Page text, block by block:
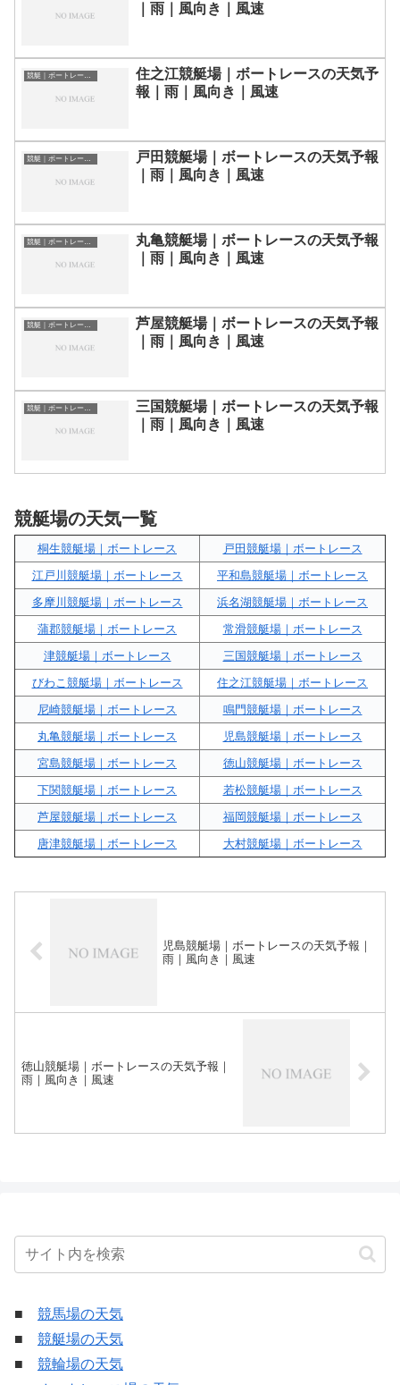
｜雨｜風向き｜風速
競艇｜ボートレース場の天気予報
住之江競艇場｜ボートレースの天気予
報｜雨｜風向き｜風速
競艇｜ボートレース場の天気予報
戸田競艇場｜ボートレースの天気予報
｜雨｜風向き｜風速
競艇｜ボートレース場の天気予報
丸亀競艇場｜ボートレースの天気予報
｜雨｜風向き｜風速
芦屋競艇場｜ボートレースの天気予報
｜雨｜風向き｜風速
三国競艇場｜ボートレースの天気予報
｜雨｜風向き｜風速
競艇場の天気一覧
桐生競艇場｜ボートレース
戸田競艇場｜ボートレース
江戸川競艇場｜ボートレース
平和島競艇場｜ボートレース
多摩川競艇場｜ボートレース
浜名湖競艇場｜ボートレース
蒲郡競艇場｜ボートレース
常滑競艇場｜ボートレース
津競艇場｜ボートレース
三国競艇場｜ボートレース
びわこ競艇場｜ボートレース
住之江競艇場｜ボートレース
尼崎競艇場｜ボートレース
鳴門競艇場｜ボートレース
丸亀競艇場｜ボートレース
児島競艇場｜ボートレース
宮島競艇場｜ボートレース
徳山競艇場｜ボートレース
下関競艇場｜ボートレース
若松競艇場｜ボートレース
芦屋競艇場｜ボートレース
福岡競艇場｜ボートレース
唐津競艇場｜ボートレース
大村競艇場｜ボートレース
児島競艇場｜ボートレースの天気予報｜
雨｜風向き｜風速
徳山競艇場｜ボートレースの天気予報｜
雨｜風向き｜風速
■ 競馬場の天気
■ 競艇場の天気
■ 競輪場の天気